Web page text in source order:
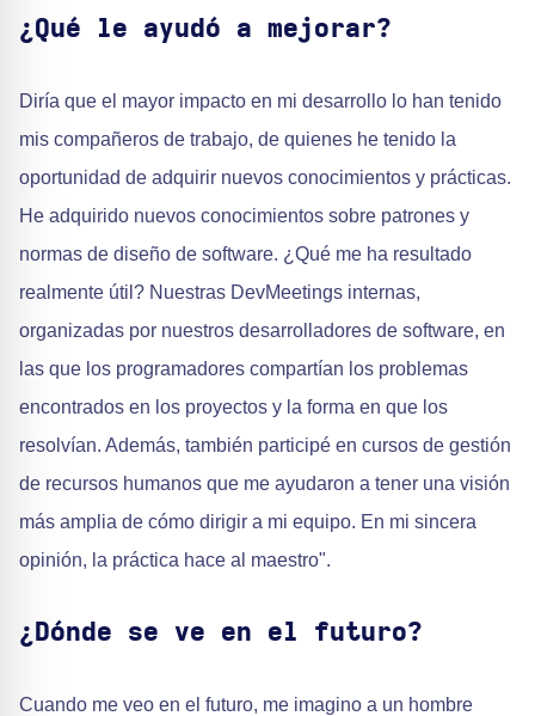
¿Qué le ayudó a mejorar?
Diría que el mayor impacto en mi desarrollo lo han tenido
mis compañeros de trabajo, de quienes he tenido la
oportunidad de adquirir nuevos conocimientos y prácticas.
He adquirido nuevos conocimientos sobre patrones y
normas de diseño de software. ¿Qué me ha resultado
realmente útil? Nuestras DevMeetings internas,
organizadas por nuestros desarrolladores de software, en
las que los programadores compartían los problemas
encontrados en los proyectos y la forma en que los
resolvían. Además, también participé en cursos de gestión
de recursos humanos que me ayudaron a tener una visión
más amplia de cómo dirigir a mi equipo. En mi sincera
opinión, la práctica hace al maestro".
¿Dónde se ve en el futuro?
Cuando me veo en el futuro, me imagino a un hombre